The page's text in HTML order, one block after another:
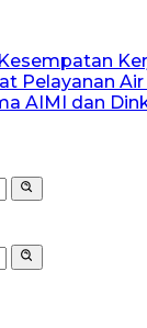
Pelayanan Air
AIMI dan